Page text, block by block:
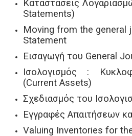
Καταστάσεις
Statements)
Moving from the general
Statement
Εισαγωγή του General
Ισολογισμός :
(Current Assets)
Σχεδιασμός του
Εγγραφές Απαιτήσεων
Valuing Inventories for